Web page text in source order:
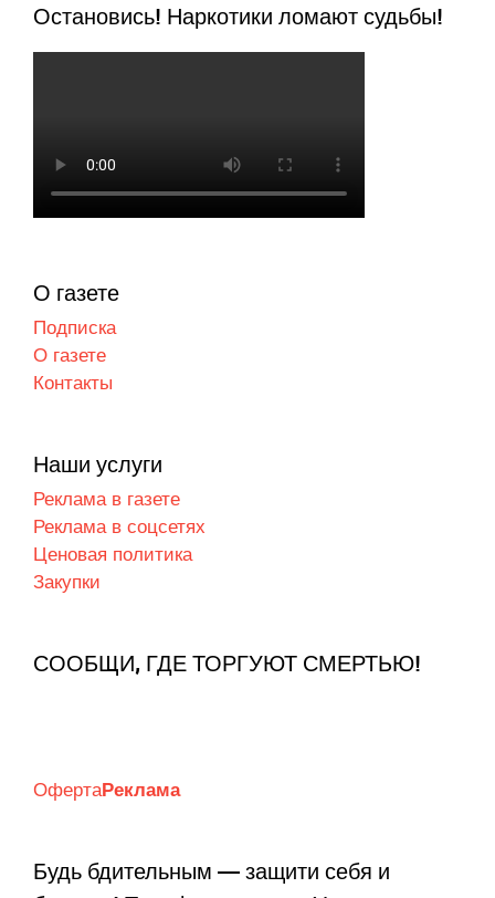
Остановись! Наркотики ломают судьбы!
О газете
Подписка
О газете
Контакты
Наши услуги
Реклама в газете
Реклама в соцсетях
Ценовая политика
Закупки
СООБЩИ, ГДЕ ТОРГУЮТ СМЕРТЬЮ!
ОфертаРеклама
Будь бдительным — защити себя и